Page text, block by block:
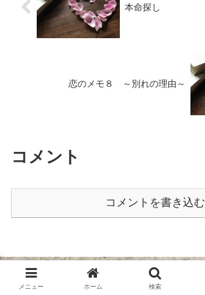
本命探し
恋のメモ８ ～別れの理由～
コメント
コメントを書き込む
メニュー ホーム 検索